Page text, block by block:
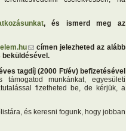
, és ismerd meg az
(link sends e-mail)
címen jelezheted az alább
beküldésével.
tagdíj (2000 Ft/év) befizetésével
munkánkat, egyesületi
fizetheted be, de kérjük, a
és keresni fogunk, hogy jobban